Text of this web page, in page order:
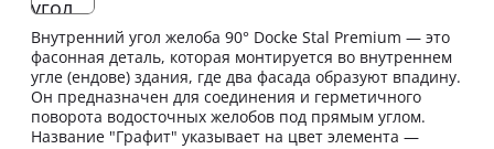
Внутренний угол желоба 90° Docke Stal Premium — это
фасонная деталь, которая монтируется во внутреннем
угле (ендове) здания, где два фасада образуют впадину.
Он предназначен для соединения и герметичного
поворота водосточных желобов под прямым углом.
Название "Графит" указывает на цвет элемента —